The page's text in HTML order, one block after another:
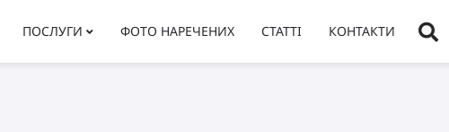
ПОСЛУГИ ФОТО НАРЕЧЕНИХ СТАТТІ КОНТАКТИ